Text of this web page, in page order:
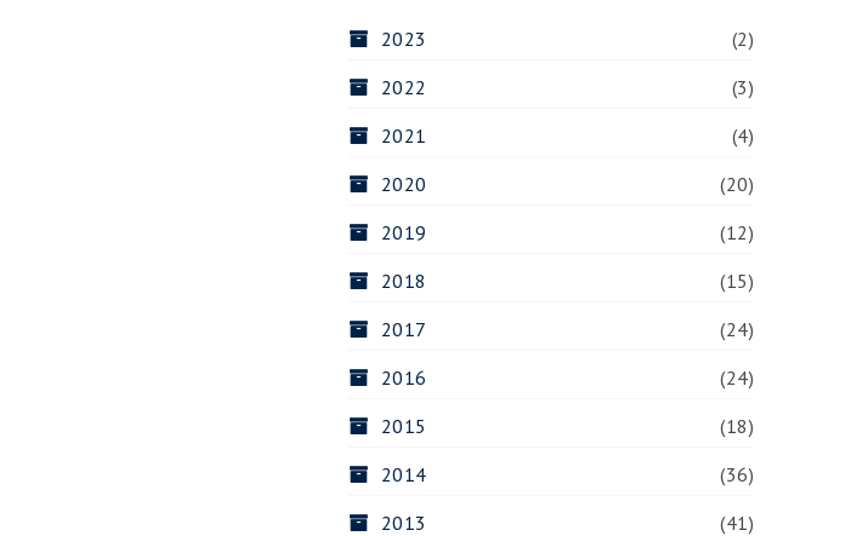
2023
(2)
2022
(3)
2021
(4)
2020
(20)
2019
(12)
2018
(15)
2017
(24)
2016
(24)
2015
(18)
2014
(36)
2013
(41)